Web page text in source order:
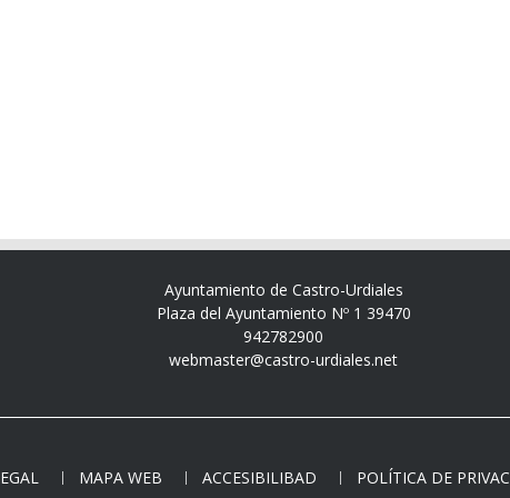
Ayuntamiento de Castro-Urdiales
Plaza del Ayuntamiento Nº 1 39470
942782900
webmaster@castro-urdiales.net
MAPA WEB ACCESIBILIBAD POLÍTICA DE